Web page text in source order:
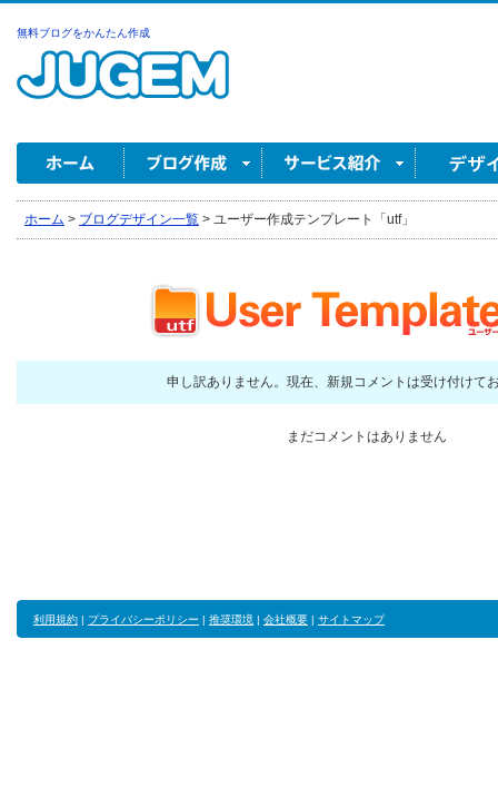
無料ブログをかんたん作成
ホーム > ブログデザイン一覧 > ユーザー作成テンプレート「utf」
申し訳ありません。現在、新規コメントは受け付けて
まだコメントはありません
利用規約 | プライバシーポリシー | 推奨環境 | 会社概要 | サイトマップ